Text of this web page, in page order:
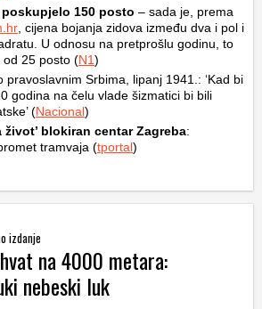
poskupjelo 150 posto – sada je, prema
, cijena bojanja zidova između dva i pol i
U odnosu na pretprošlu godinu, to
od 25 posto (N1)
pravoslavnim Srbima, lipanj 1941.: ‘Kad bi
godina na čelu vlade šizmatici bi bili
(Nacional)
život’ blokiran centar Zagreba:
tramvaja (tportal)
izdanje
na 4000 metara:
nebeski luk